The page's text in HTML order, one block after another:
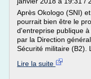
Après Okologo (SNI)
pourrait bien être le
d'entreprise publique
par la Direction
Sécurité militaire (B2).
Lire la suite